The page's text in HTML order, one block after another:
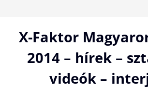
contentX-Faktor
2014 – hírek –
videók –